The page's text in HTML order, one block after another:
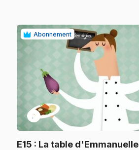
Abonnement
play_circle
E15 : La table d'Emmanuelle.